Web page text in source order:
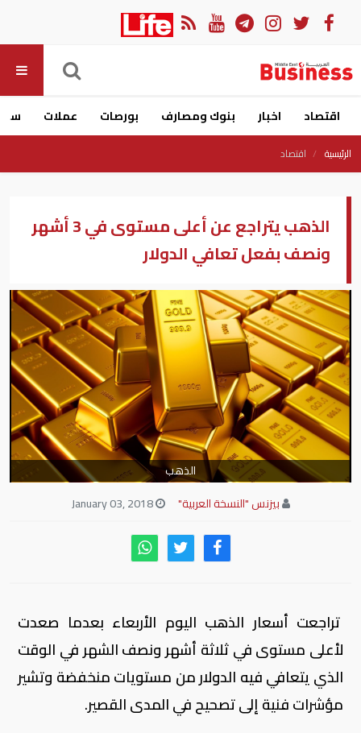
اقتصاد اخبار بنوك ومصارف بورصات عملات
الرئيسية اقتصاد
الذهب يتراجع عن أعلى مستوى في 3 أشهر
ونصف بفعل تعافي الدولار
الذهب
بيزنس "النسخة العربية"
January 03, 2018
تراجعت أسعار الذهب اليوم الأربعاء بعدما صعدت
لأعلى مستوى في ثلاثة أشهر ونصف الشهر في الوقت
الذي يتعافي فيه الدولار من مستويات منخفضة وتشير
مؤشرات فنية إلى تصحيح في المدى القصير.